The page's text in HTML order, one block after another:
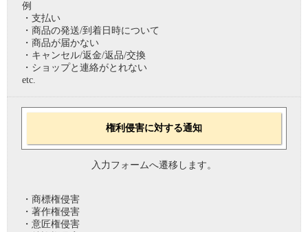
例
・支払い
・商品の発送/到着日時について
・商品が届かない
・キャンセル/返金/返品/交換
・ショップと連絡がとれない
etc.
権利侵害に対する通知
入力フォームへ遷移します。
・商標権侵害
・著作権侵害
・意匠権侵害